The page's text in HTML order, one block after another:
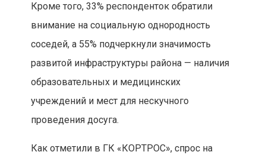
Кроме того, 33% респонденток обратили
внимание на социальную однородность
соседей, а 55% подчеркнули значимость
развитой инфраструктуры района — наличия
образовательных и медицинских
учреждений и мест для нескучного
проведения досуга.
Как отметили в ГК «КОРТРОС», спрос на